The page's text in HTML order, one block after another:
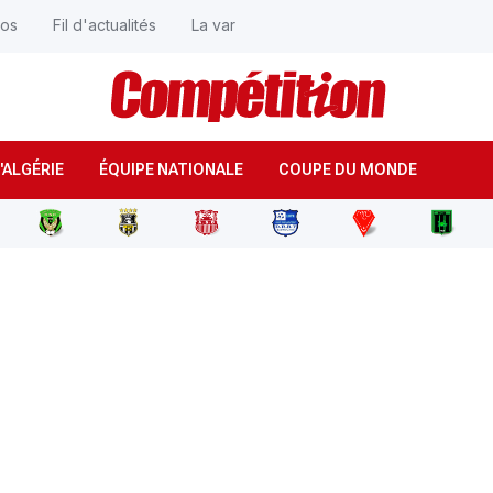
ÉQUIPE NATIONALE COUPE DU MONDE
Fil d'actualités La var